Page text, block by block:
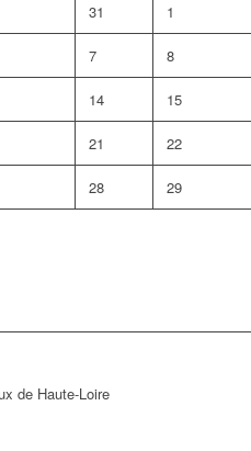
31 1
7 8
14 15
21 22
28 29